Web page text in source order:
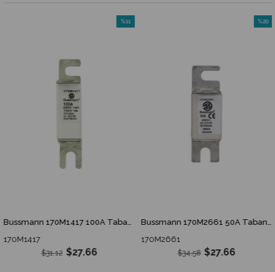
Bussmann 170M1417 100A Tabana Montaj Hızlı Sigorta
170M1417
$27.66
$31.12
%11
Bussmann 170M2661 50A Tabana Montaj NH00 Sigorta
170M2661
$27.66
$34.58
%20